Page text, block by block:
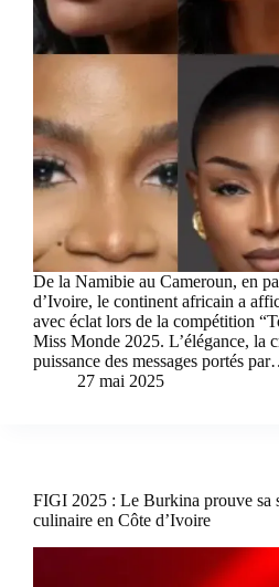
De la Namibie au Cameroun, en
d’Ivoire, le continent africain a
avec éclat lors de la compétition
Miss Monde 2025. L’élégance, la
puissance des messages portés
27 mai 2025
FIGI 2025 : Le Burkina prouve sa
culinaire en Côte d’Ivoire